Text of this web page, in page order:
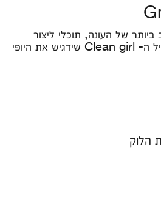
ביותר של העונה, תוכלי ליצור
מראה זוהר וטבעי, בסטייל ה- Clean girl שידגיש את היופי
הלוק